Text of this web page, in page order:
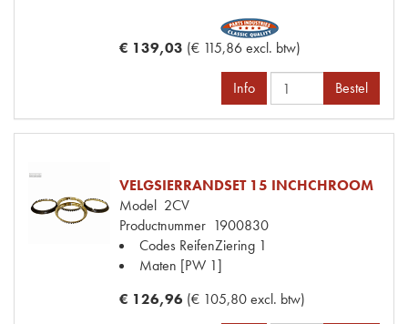
€ 139,03 (€ 115,86 excl. btw)
Info Bestel
VELGSIERRANDSET 15 INCHCHROOM
Model 2CV
Productnummer 1900830
Codes ReifenZiering 1
Maten [PW 1]
€ 126,96 (€ 105,80 excl. btw)